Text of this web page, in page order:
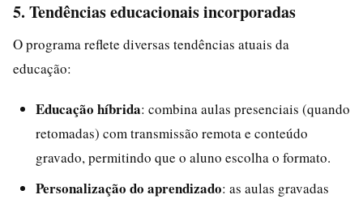
5. Tendências educacionais incorporadas
O programa reflete diversas tendências atuais da
educação:
Educação híbrida: combina aulas presenciais (quando
retomadas) com transmissão remota e conteúdo
gravado, permitindo que o aluno escolha o formato.
Personalização do aprendizado: as aulas gravadas